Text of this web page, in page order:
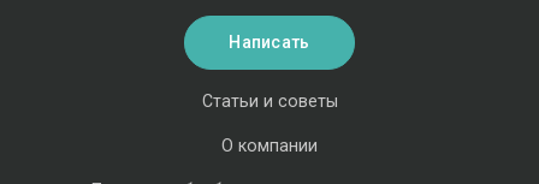
Статьи и советы
О компании
Написать